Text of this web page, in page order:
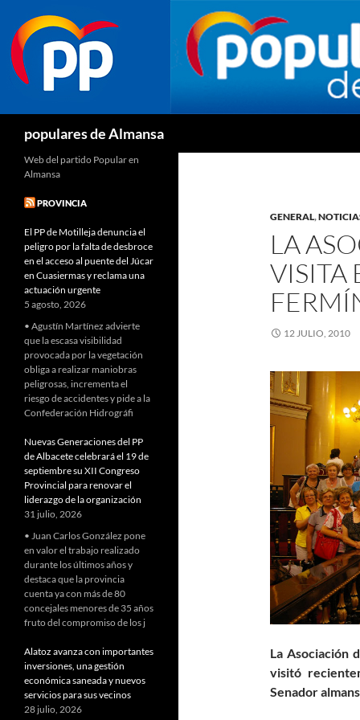
populares de Almansa
GENERAL,
LA
VISITA
12 JULIO, 2010
La Asociación
visitó
Senador
Web del partido Popular en
Almansa
PROVINCIA
El PP de Motilleja denuncia el
peligro por la falta de desbroce
en el acceso al puente del Júcar
en Cuasiermas y reclama una
actuación urgente
5 agosto, 2026
• Agustín Martínez advierte
que la escasa visibilidad
provocada por la vegetación
obliga a realizar maniobras
peligrosas, incrementa el
riesgo de accidentes y pide a la
Confederación Hidrográfi
Nuevas Generaciones del PP
de Albacete celebrará el 19 de
septiembre su XII Congreso
Provincial para renovar el
liderazgo de la organización
31 julio, 2026
• Juan Carlos González pone
en valor el trabajo realizado
durante los últimos años y
destaca que la provincia
cuenta ya con más de 80
concejales menores de 35 años
fruto del compromiso de los j
Alatoz avanza con importantes
inversiones, una gestión
económica saneada y nuevos
servicios para sus vecinos
28 julio, 2026